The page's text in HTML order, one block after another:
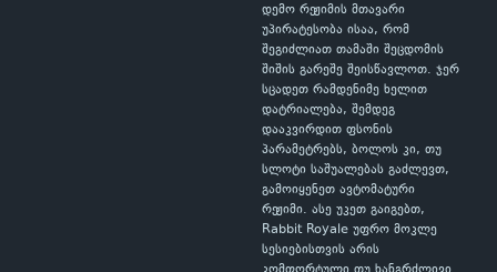
დემო რეჟიმის მთავარი
უპირატესობა ისაა, რომ
შეგიძლიათ თამაში შეცდომის
შიშის გარეშე შეისწავლოთ. ჯერ
სცადეთ რამდენიმე ხელით
დატრიალება, შემდეგ
დააკვირდით ფსონის
პარამეტრებს, ბოლოს კი, თუ
სლოტი საშუალებას გაძლევთ,
გამოიყენეთ ავტომატური
რეჟიმი. ასე უკეთ გაიგებთ,
Rabbit Royale უფრო მოკლე
სესიებისთვის არის